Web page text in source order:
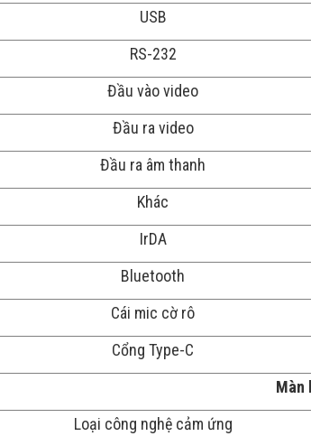
USB
RS-232
Đầu vào video
Đầu ra video
Đầu ra âm thanh
Khác
IrDA
Bluetooth
Cái mic cờ rô
Cổng Type-C
Màn
Loại công nghệ cảm ứng